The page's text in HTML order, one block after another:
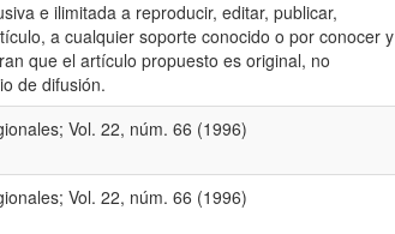
e ilimitada a reproducir, editar, publicar,
a cualquier soporte conocido o por conocer y
que el artículo propuesto es original, no
de difusión.
Vol. 22, núm. 66 (1996)
Vol. 22, núm. 66 (1996)